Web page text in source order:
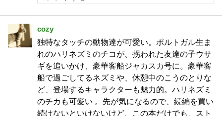
cozy
独特なタッチの動物達が可愛い。ポルトガル生ま
れのハリネズミのチコが、拐われた友達の子ウサ
ギを追いかけ、豪華客船ジャカスカ号に。豪華客
船で過ごしてるネズミや、休憩中のこうのとりな
ど、登場するキャラクターも魅力的。ハリネズミ
のチカも可愛い 。先が気になるので、続編を買い
続けないといけないけど、この本だけでも、スト